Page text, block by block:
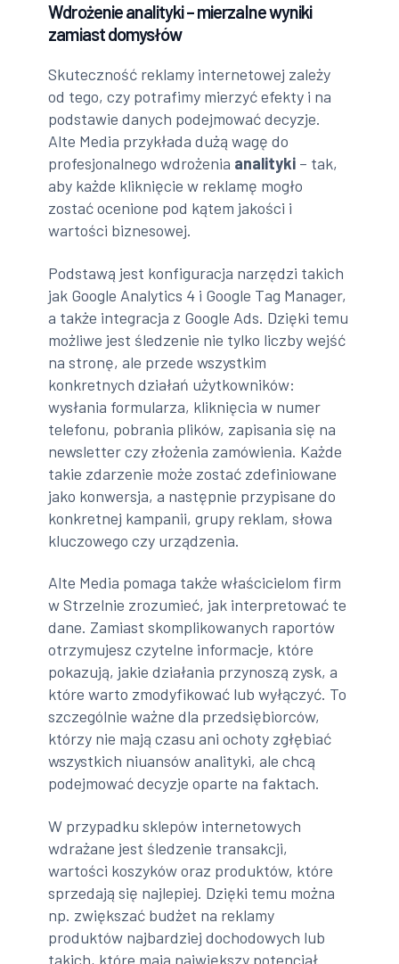
Wdrożenie analityki – mierzalne wyniki
zamiast domysłów
Skuteczność reklamy internetowej zależy
od tego, czy potrafimy mierzyć efekty i na
podstawie danych podejmować decyzje.
Alte Media przykłada dużą wagę do
profesjonalnego wdrożenia analityki – tak,
aby każde kliknięcie w reklamę mogło
zostać ocenione pod kątem jakości i
wartości biznesowej.
Podstawą jest konfiguracja narzędzi takich
jak Google Analytics 4 i Google Tag Manager,
a także integracja z Google Ads. Dzięki temu
możliwe jest śledzenie nie tylko liczby wejść
na stronę, ale przede wszystkim
konkretnych działań użytkowników:
wysłania formularza, kliknięcia w numer
telefonu, pobrania plików, zapisania się na
newsletter czy złożenia zamówienia. Każde
takie zdarzenie może zostać zdefiniowane
jako konwersja, a następnie przypisane do
konkretnej kampanii, grupy reklam, słowa
kluczowego czy urządzenia.
Alte Media pomaga także właścicielom firm
w Strzelnie zrozumieć, jak interpretować te
dane. Zamiast skomplikowanych raportów
otrzymujesz czytelne informacje, które
pokazują, jakie działania przynoszą zysk, a
które warto zmodyfikować lub wyłączyć. To
szczególnie ważne dla przedsiębiorców,
którzy nie mają czasu ani ochoty zgłębiać
wszystkich niuansów analityki, ale chcą
podejmować decyzje oparte na faktach.
W przypadku sklepów internetowych
wdrażane jest śledzenie transakcji,
wartości koszyków oraz produktów, które
sprzedają się najlepiej. Dzięki temu można
np. zwiększać budżet na reklamy
produktów najbardziej dochodowych lub
takich, które mają największy potencjał